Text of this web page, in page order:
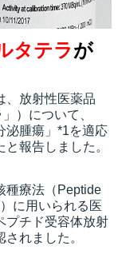
タテラが
、放射性医薬品
）について、
泌腫瘍」*1を適応
報告しました。
種療法（Peptide
に用いられる医
プチド受容体放射
れました。